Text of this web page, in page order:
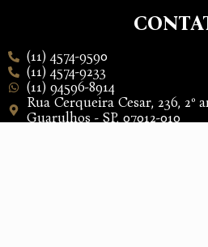
(11) 4574-9590
(11) 4574-9233
(11) 94596-8914
Rua Cerqueira Cesar, 236, 2º
Guarulhos - SP, 07012-010